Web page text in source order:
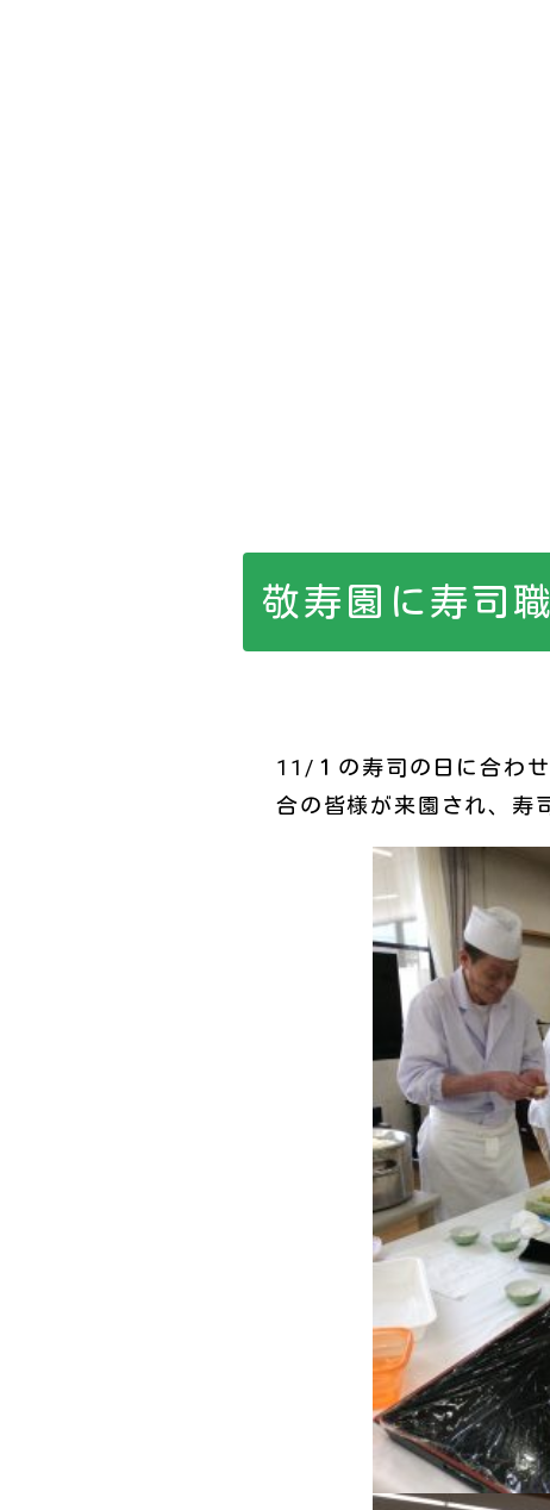
敬寿園に寿司
11/１の寿司の日に合わ
合の皆様が来園され、寿